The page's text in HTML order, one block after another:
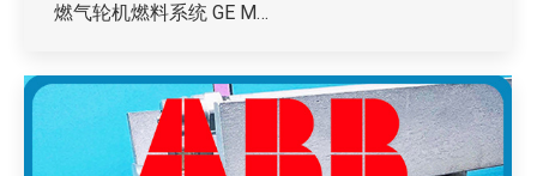
燃气轮机燃料系统 GE M…